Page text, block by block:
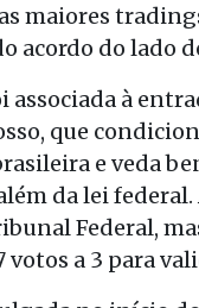
maiores
acordo do lado
associada à
que
e veda
da lei
Federal,
votos a 3 para